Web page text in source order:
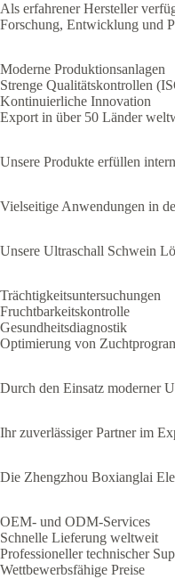
Als erfahrener Hersteller
Forschung, Entwicklung und
Moderne Produktionsanlagen
Strenge Qualitätskontrollen
Kontinuierliche Innovation
Export in über 50 Länder
Unsere Produkte erfüllen
Vielseitige Anwendungen in
Unsere Ultraschall Schwein
Trächtigkeitsuntersuchungen
Fruchtbarkeitskontrolle
Gesundheitsdiagnostik
Optimierung von
Durch den Einsatz moderner
Ihr zuverlässiger Partner im
Die Zhengzhou Boxianglai
OEM- und ODM-Services
Schnelle Lieferung weltweit
Professioneller technischer
Wettbewerbsfähige Preise